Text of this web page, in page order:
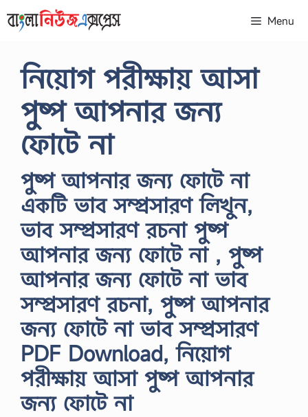
to
Menu
নিয়োগ পরীক্ষায় আসা
পুষ্প আপনার জন্য
ফোটে না
পুষ্প আপনার জন্য ফোটে না
একটি ভাব সম্প্রসারণ লিখুন,
ভাব সম্প্রসারণ রচনা পুষ্প
আপনার জন্য ফোটে না , পুষ্প
আপনার জন্য ফোটে না ভাব
সম্প্রসারণ রচনা, পুষ্প আপনার
জন্য ফোটে না ভাব সম্প্রসারণ
PDF Download, নিয়োগ
পরীক্ষায় আসা পুষ্প আপনার
জন্য ফোটে না